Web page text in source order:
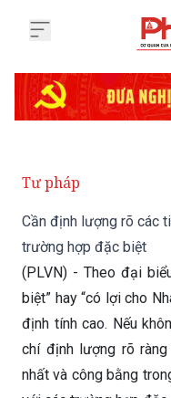
Cần định lượng rõ các
(PLVN) - Theo đại
biệt” hay “có lợi cho
định tính cao. Nếu
chí định lượng rõ
nhất và công bằng
với các trường hợp đặc